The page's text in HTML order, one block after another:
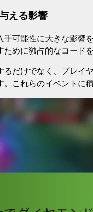
える影響
可能性に大きな影響
めに独占的なコード
だけでなく、プレイ
これらのイベントに